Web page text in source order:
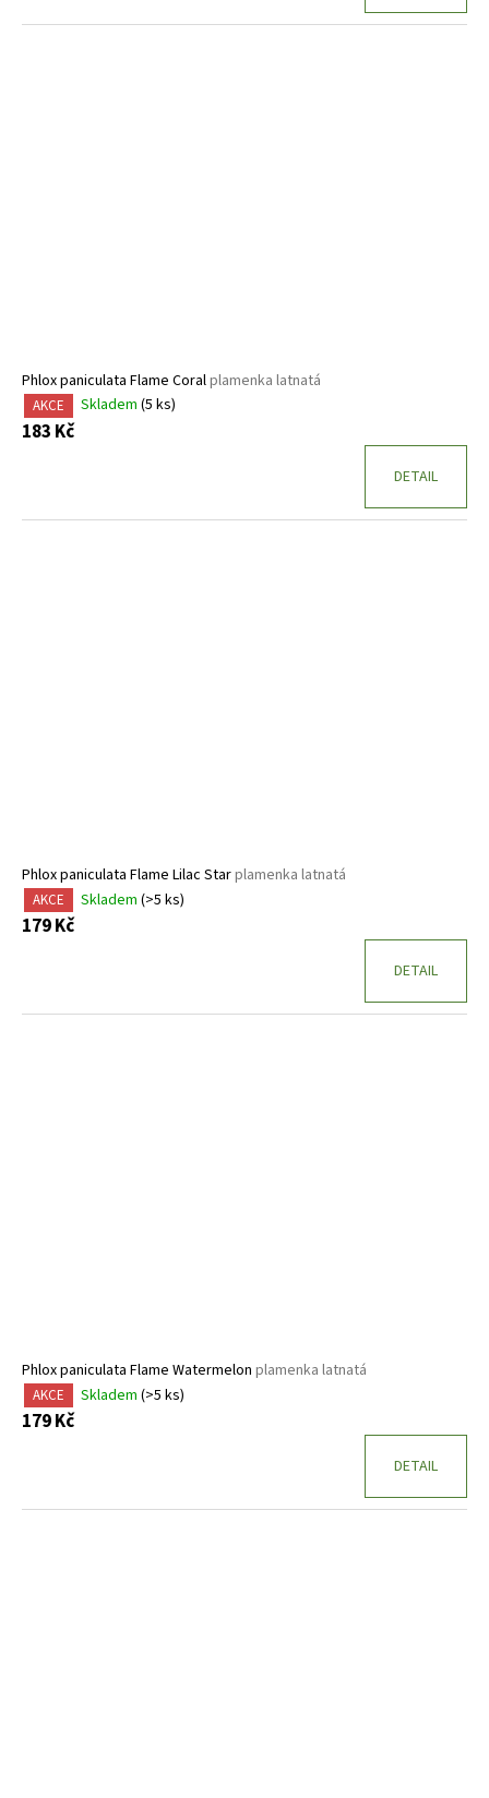
Phlox paniculata Flame Coralplamenka latnatá
AKCE Skladem (5 ks)
183 Kč
DETAIL
Phlox paniculata Flame Lilac Starplamenka latnatá
AKCE Skladem (>5 ks)
179 Kč
DETAIL
Phlox paniculata Flame Watermelon plamenka latnatá
AKCE Skladem (>5 ks)
179 Kč
DETAIL